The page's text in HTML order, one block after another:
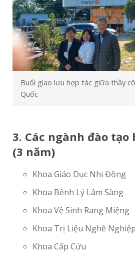
Buổi giao lưu hợp tác giữa thầy
Quốc
3. Các ngành đào tạo
(3 năm)
Khoa Giáo Dục Nhi Đồng
Khoa Bênh Lý Lâm Sàng
Khoa Vệ Sinh Rang Miệng
Khoa Trị Liệu Nghề Nghiệp
Khoa Cấp Cứu